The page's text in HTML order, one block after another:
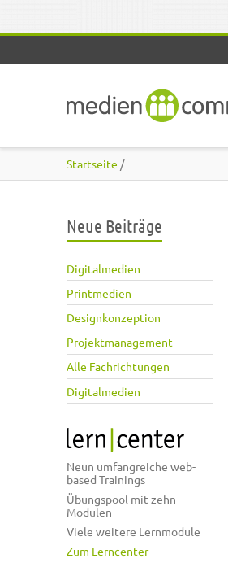
Startseite /
Neue Beiträge
Digitalmedien
Printmedien
Designkonzeption
Projektmanagement
Alle Fachrichtungen
Digitalmedien
Neun umfangreiche web-
based Trainings
Übungspool mit zehn
Modulen
Viele weitere Lernmodule
Zum Lerncenter